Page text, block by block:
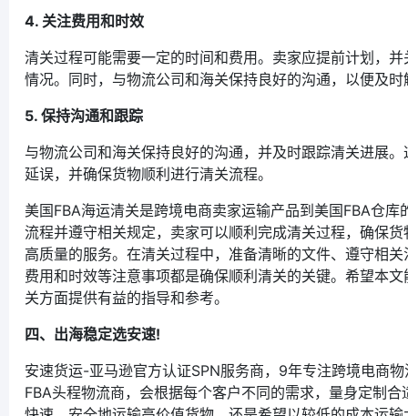
4. 关注费用和时效
清关过程可能需要一定的时间和费用。卖家应提前计划，
情况。同时，与物流公司和海关保持良好的沟通，以便及
5. 保持沟通和跟踪
与物流公司和海关保持良好的沟通，并及时跟踪清关进展
延误，并确保货物顺利进行清关流程。
美国FBA海运清关是跨境电商卖家运输产品到美国FBA仓库
流程并遵守相关规定，卖家可以顺利完成清关过程，确保
高质量的服务。在清关过程中，准备清晰的文件、遵守相
费用和时效等注意事项都是确保顺利清关的关键。希望本
关方面提供有益的指导和参考。
四、出海稳定选安速!
安速货运-亚马逊官方认证SPN服务商，9年专注跨境电商
FBA头程物流商，会根据每个客户不同的需求，量身定制